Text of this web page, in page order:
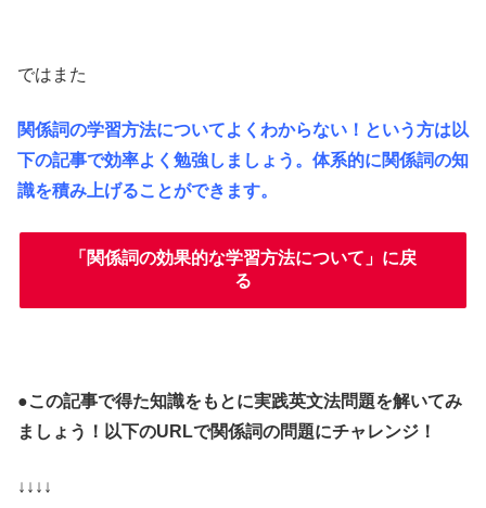
ではまた
関係詞の学習方法についてよくわからない！という方は以
下の記事で効率よく勉強しましょう。体系的に関係詞の知
識を積み上げることができます。
「関係詞の効果的な学習方法について」に戻
る
●この記事で得た知識をもとに実践英文法問題を解いてみ
ましょう！以下のURLで関係詞の問題にチャレンジ！
↓↓↓↓